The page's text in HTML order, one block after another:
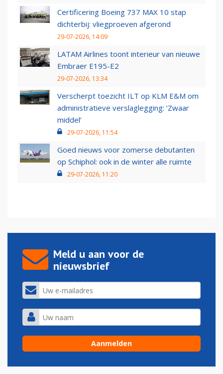
Certificering Boeing 737 MAX 10 stap
dichterbij: vliegproeven afgerond
29-07-2026, 14:09
LATAM Airlines toont interieur van nieuwe
Embraer E195-E2
29-07-2026, 13:34
Verscherpt toezicht ILT op KLM E&M om
administratieve verslaglegging: ‘Zwaar
middel’
29-07-2026, 11:54
Goed nieuws voor zomerse debutanten
op Schiphol: ook in de winter alle ruimte
29-07-2026, 11:20
Meld u aan voor de
nieuwsbrief